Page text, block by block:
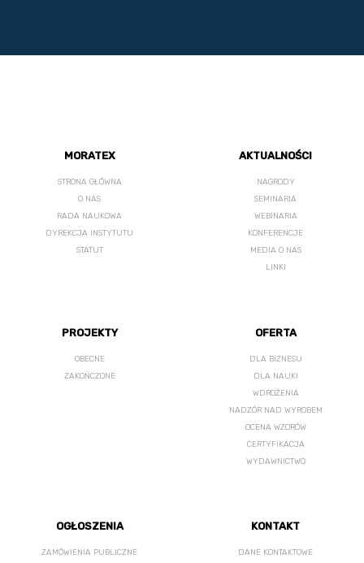
MORATEX
STRONA GŁÓWNA
O NAS
RADA NAUKOWA
DYREKCJA INSTYTUTU
STATUT
AKTUALNOŚCI
NAGRODY
SEMINARIA
WEBINARIA
KONFERENCJE
MEDIA O NAS
LINKI
PROJEKTY
OBECNE
ZAKOŃCZONE
OFERTA
DLA BIZNESU
DLA NAUKI
WDROŻENIA
NADZÓR NAD WYROBEM
OCENA WZORÓW
CERTYFIKACJA
WYDAWNICTWO
OGŁOSZENIA
ZAMÓWIENIA PUBLICZNE
KONTAKT
DANE KONTAKTOWE